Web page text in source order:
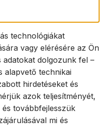
technológiákat
vagy elérésére az Ön
adatokat dolgozunk fel –
alapvető technikai
hirdetéseket és
azok teljesítményét,
továbbfejlesszük
mi és